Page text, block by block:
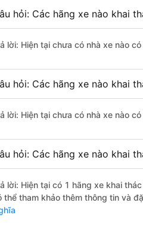
hỏi: Các hãng xe nào khai
lời: Hiện tại chưa có nhà xe nào
hỏi: Các hãng xe nào khai
lời: Hiện tại chưa có nhà xe nào
hỏi: Các hãng xe nào khai
lời: Hiện tại có 1 hãng xe khai
thể tham khảo thêm thông tin và